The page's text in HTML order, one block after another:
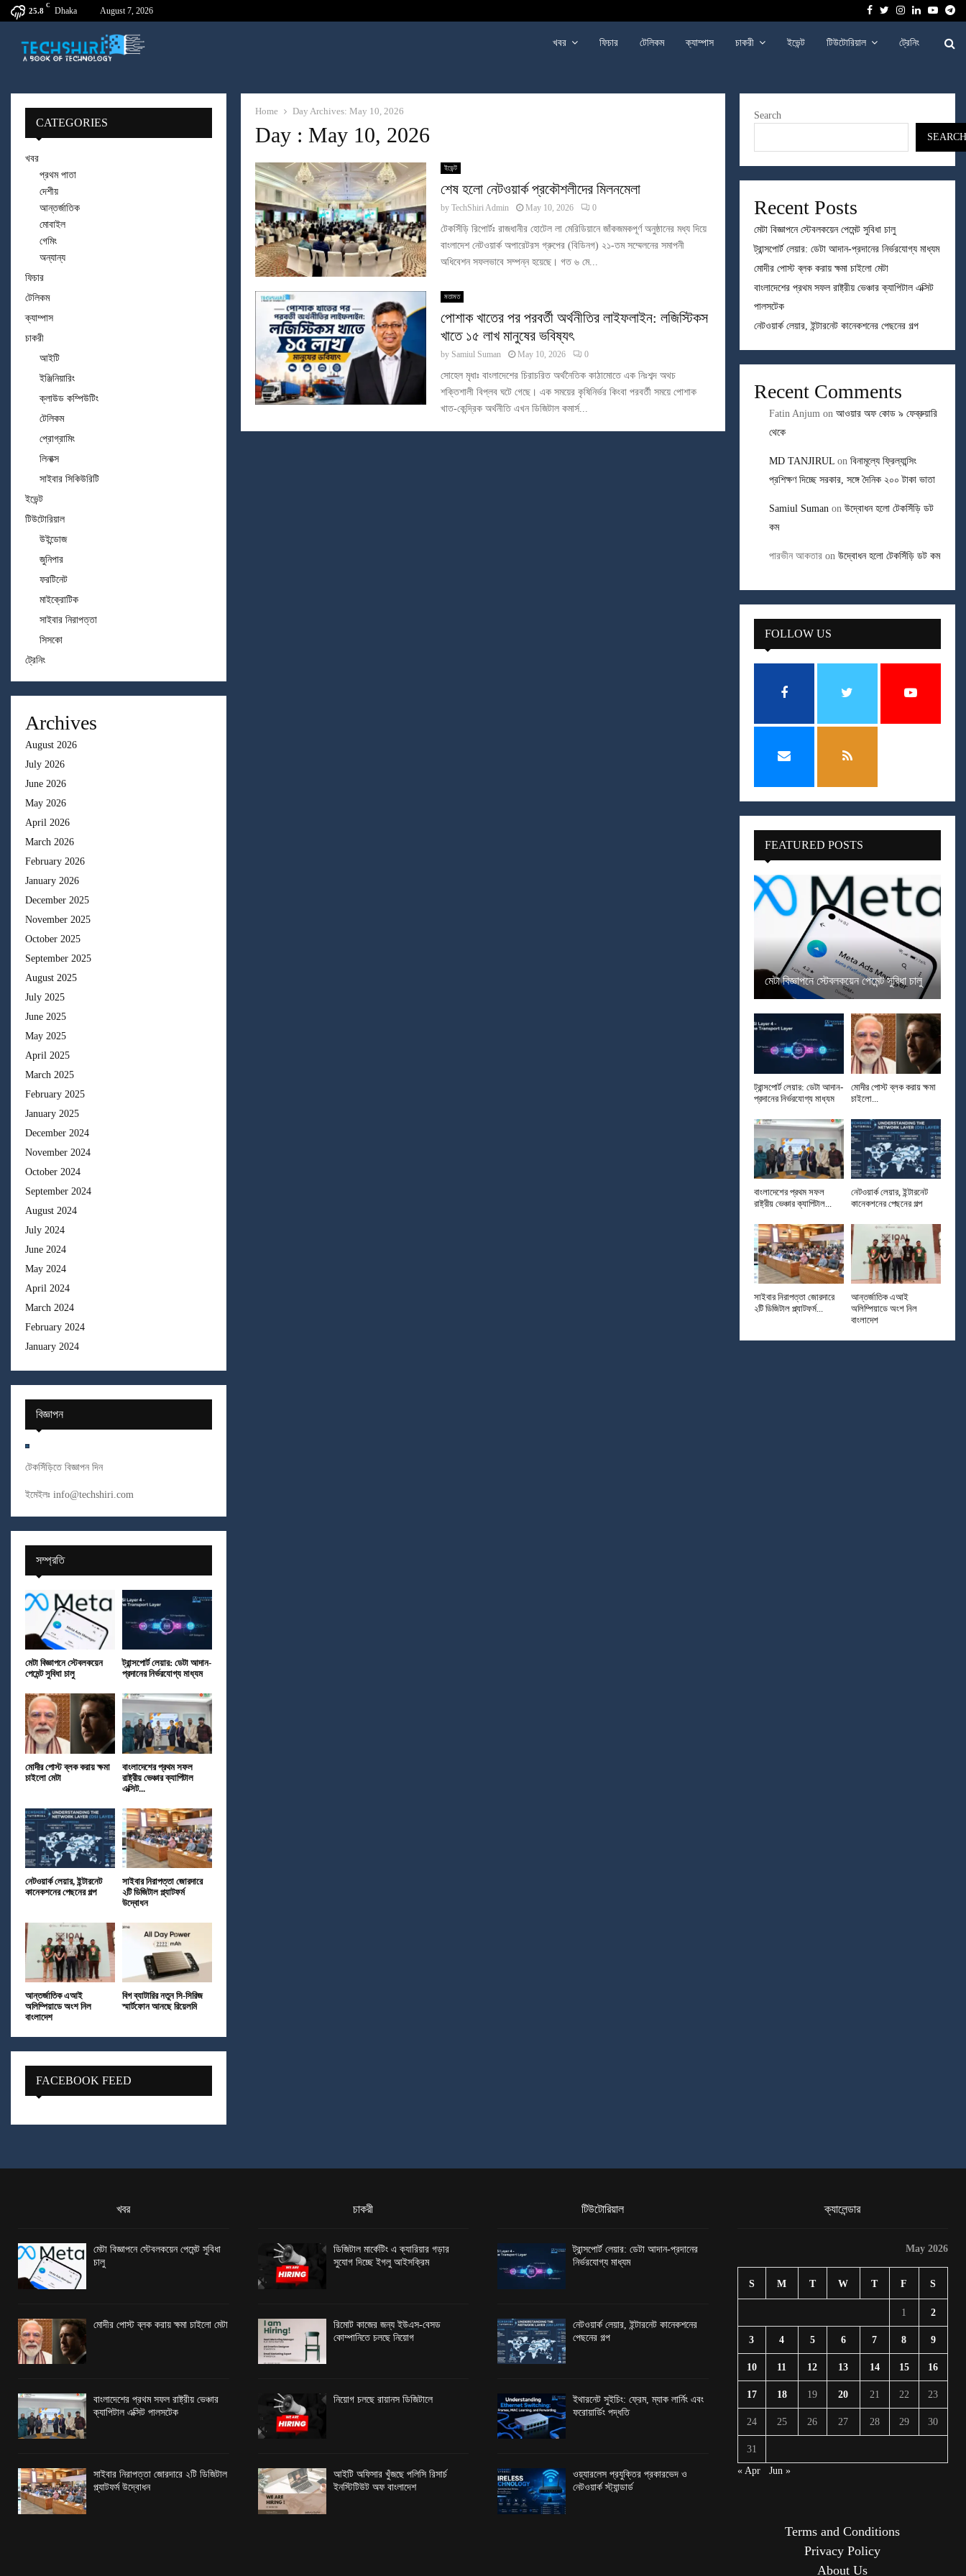
25.8
C
Dhaka August 7, 2026 FacebookTwitter
Instagram
Linkedin
খবর ফিচার টেলিকম ক্যাম্পাস চাকরী ইভেন্ট টিউটোরিয়াল ট্রেনিং
Home Day Archives: May 10, 2026
Day : May 10, 2026
ইভেন্ট
শেষ হলো নেটওয়ার্ক প্রকৌশলীদের মিলনমেলা
by TechShiri Admin May 10, 2026 0
টেকসিঁড়ি রিপোর্টঃ রাজধানীর হোটেল লা মেরিডিয়ানে জাঁকজমকপূর্ণ অনুষ্ঠানের মধ্য দিয়ে
বাংলাদেশ নেটওয়ার্ক অপারেটরস গ্রুপের (বিডিনগ) ২১-তম সম্মেলনের সমাপনী
অধিবেশন সফলভাবে সম্পন্ন হয়েছে। গত ৬ মে...
মতামত
পোশাক খাতের পর পরবর্তী অর্থনীতির লাইফলাইন: লজিস্টিকস
খাতে ১৫ লাখ মানুষের ভবিষ্যৎ
by Samiul Suman May 10, 2026 0
সোহেল মৃধাঃ বাংলাদেশের চিরাচরিত অর্থনৈতিক কাঠামোতে এক নিঃশব্দ অথচ
শক্তিশালী বিপ্লব ঘটে গেছে। এক সময়ের কৃষিনির্ভর কিংবা পরবর্তী সময়ে পোশাক
খাত-কেন্দ্রিক অর্থনীতি এখন ডিজিটাল কমার্স...
CATEGORIES
খবর
প্রথম পাতা
দেশীয়
আন্তর্জাতিক
মোবাইল
গেমিং
অন্যান্য
ফিচার
টেলিকম
ক্যাম্পাস
চাকরী
আইটি
ইঞ্জিনিয়ারিং
ক্লাউড কম্পিউটিং
টেলিকম
প্রোগ্রামিং
লিনাক্স
সাইবার সিকিউরিটি
ইভেন্ট
টিউটোরিয়াল
উইন্ডোজ
জুনিপার
ফরটিনেট
মাইক্রোটিক
সাইবার নিরাপত্তা
সিসকো
ট্রেনিং
Archives
August 2026
July 2026
June 2026
May 2026
April 2026
March 2026
February 2026
January 2026
December 2025
November 2025
October 2025
September 2025
August 2025
July 2025
June 2025
May 2025
April 2025
March 2025
February 2025
January 2025
December 2024
November 2024
October 2024
September 2024
August 2024
July 2024
June 2024
May 2024
April 2024
March 2024
February 2024
January 2024
বিজ্ঞাপন
টেকসিঁড়িতে বিজ্ঞাপন দিন
ইমেইলঃ info@techshiri.com
সম্প্রতি
মেটা বিজ্ঞাপনে স্টেবলকয়েন
পেমেন্ট সুবিধা চালু
ট্রান্সপোর্ট লেয়ার: ডেটা আদান-
প্রদানের নির্ভরযোগ্য মাধ্যম
মোদীর পোস্ট ব্লক করায় ক্ষমা
চাইলো মেটা
বাংলাদেশের প্রথম সফল
রাষ্ট্রীয় ভেঞ্চার ক্যাপিটাল
এক্সিট...
নেটওয়ার্ক লেয়ার, ইন্টারনেট
কানেকশনের পেছনের গল্প
সাইবার নিরাপত্তা জোরদারে
২টি ডিজিটাল প্ল্যাটফর্ম
উদ্বোধন
আন্তর্জাতিক এআই
অলিম্পিয়াডে অংশ নিল
বাংলাদেশ
বিগ ব্যাটারির নতুন সি-সিরিজ
স্মার্টফোন আনছে রিয়েলমি
FACEBOOK FEED
Search
SEARCH
Recent Posts
মেটা বিজ্ঞাপনে স্টেবলকয়েন পেমেন্ট সুবিধা চালু
ট্রান্সপোর্ট লেয়ার: ডেটা আদান-প্রদানের নির্ভরযোগ্য মাধ্যম
মোদীর পোস্ট ব্লক করায় ক্ষমা চাইলো মেটা
বাংলাদেশের প্রথম সফল রাষ্ট্রীয় ভেঞ্চার ক্যাপিটাল এক্সিট
পালসটেক
নেটওয়ার্ক লেয়ার, ইন্টারনেট কানেকশনের পেছনের গল্প
Recent Comments
Fatin Anjum on আওয়ার অফ কোড ৯ ফেব্রুয়ারি
থেকে
MD TANJIRUL on বিনামূল্যে ফ্রিল্যান্সিং
প্রশিক্ষণ দিচ্ছে সরকার, সঙ্গে দৈনিক ২০০ টাকা ভাতা
Samiul Suman on উদ্বোধন হলো টেকসিঁড়ি ডট
কম
পারভীন আকতার on উদ্বোধন হলো টেকসিঁড়ি ডট কম
FOLLOW US
FEATURED POSTS
মেটা বিজ্ঞাপনে স্টেবলকয়েন পেমেন্ট সুবিধা চালু
ট্রান্সপোর্ট লেয়ার: ডেটা আদান-
প্রদানের নির্ভরযোগ্য মাধ্যম
মোদীর পোস্ট ব্লক করায় ক্ষমা
চাইলো...
বাংলাদেশের প্রথম সফল
রাষ্ট্রীয় ভেঞ্চার ক্যাপিটাল...
নেটওয়ার্ক লেয়ার, ইন্টারনেট
কানেকশনের পেছনের গল্প
সাইবার নিরাপত্তা জোরদারে
২টি ডিজিটাল প্ল্যাটফর্ম...
আন্তর্জাতিক এআই
অলিম্পিয়াডে অংশ নিল
বাংলাদেশ
খবর
মেটা বিজ্ঞাপনে স্টেবলকয়েন পেমেন্ট সুবিধা
চালু
মোদীর পোস্ট ব্লক করায় ক্ষমা চাইলো মেটা
বাংলাদেশের প্রথম সফল রাষ্ট্রীয় ভেঞ্চার
ক্যাপিটাল এক্সিট পালসটেক
সাইবার নিরাপত্তা জোরদারে ২টি ডিজিটাল
প্ল্যাটফর্ম উদ্বোধন
চাকরী
ডিজিটাল মার্কেটিং এ ক্যারিয়ার গড়ার
সুযোগ দিচ্ছে ইগলু আইসক্রিম
রিমোট কাজের জন্য ইউএস-বেসড
কোম্পানিতে চলছে নিয়োগ
নিয়োগ চলছে রায়ানস ডিজিটালে
আইটি অফিসার খুঁজছে পলিসি রিসার্চ
ইনস্টিটিউট অফ বাংলাদেশ
টিউটোরিয়াল
ট্রান্সপোর্ট লেয়ার: ডেটা আদান-প্রদানের
নির্ভরযোগ্য মাধ্যম
নেটওয়ার্ক লেয়ার, ইন্টারনেট কানেকশনের
পেছনের গল্প
ইথারনেট সুইচিং: ফ্রেম, ম্যাক লার্নিং এবং
ফরোয়ার্ডিং পদ্ধতি
ওয়্যারলেস প্রযুক্তির প্রকারভেদ ও
নেটওয়ার্ক স্ট্যান্ডার্ড
ক্যালেন্ডার
May 2026
S M T W T F S
1 2
3 4 5 6 7 8 9
10 11 12 13 14 15 16
17 18 19 20 21 22 23
24 25 26 27 28 29 30
31
« Apr
Jun »
Terms and Conditions
Privacy Policy
About Us